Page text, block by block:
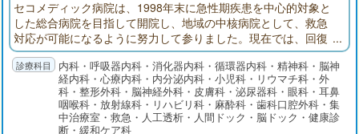
セコメディック病院は、1998年末に急性期疾患を中心的対象と
した総合病院を目指して開院し、地域の中核病院として、救急
対応が可能になるように努力して参りました。現在では、回復
期リハビリテーション病棟、地域包括ケア病棟を備え、在宅医
療にも注力しております。
内科・呼吸器内科・消化器内科・循環器内科・精神科・脳神
経内科・心療内科・内分泌内科・小児科・リウマチ科・外
科・整形外科・脳神経外科・皮膚科・泌尿器科・眼科・耳鼻
咽喉科・放射線科・リハビリ科・麻酔科・歯科口腔外科・集
中治療室・救急・人工透析・人間ドック・脳ドック・健康診
断・緩和ケア科